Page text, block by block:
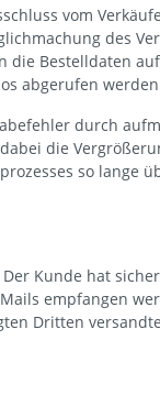
vom
des
Bestelldaten
abgerufen
durch
die
so lange
Kunde hat
empfangen
Dritten